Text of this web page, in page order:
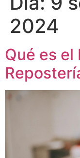
2024
Qué es el